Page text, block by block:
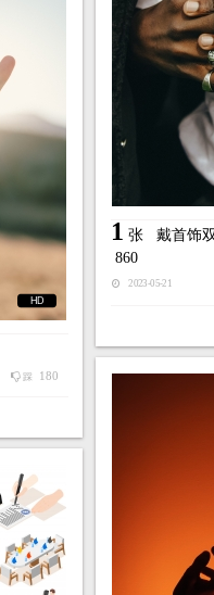
1 张 戴首饰
860
2023-05-21
HD
踩 180